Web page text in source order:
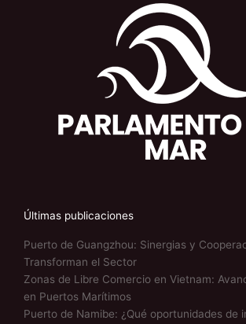
Últimas publicaciones
Puerto de Guangzhou: Sinergias y
Transforman el Sector
Zonas de Libre Comercio en Vietnam:
en Puertos Marítimos
Puerto de Namibe: ¿Qué oportunidades de